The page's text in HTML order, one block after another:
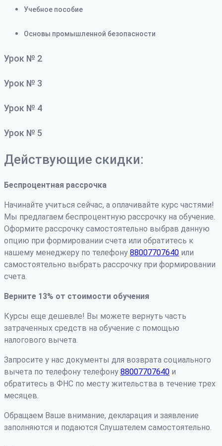
Учебное пособие
Основы промышленной безопасности
Урок № 2
Урок № 3
Урок № 4
Урок № 5
Действующие скидки:
Беспроцентная рассрочка
Начинайте учиться сейчас, а оплачивайте курс частями!
Мы предлагаем беспроцентную рассрочку на обучение.
Оформите рассрочку самостоятельно выбрав данную
опцию при формировании счета или обратитесь к
нашему менеджеру по телефону 88007707640 или
самостоятельно выбрать рассрочку при формировании
счета.
Верните 13% от стоимости обучения
Курсы еще дешевле! Вы можете вернуть часть
затраченных средств на обучение с помощью
налогового вычета.
Запросите у нас документы для возврата социального
вычета по телефону телефону 88007707640 и
обратитесь в ФНС по месту жительства в течение трех
месяцев.
Обращаем Ваше внимание, декларация и заявление
заполняются и подаются Слушателем самостоятельно.